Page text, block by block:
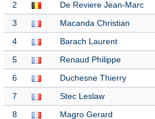
2 De Reviere Jean-Marc
3 Macanda Christian
4 Barach Laurent
5 Renaud Philippe
6 Duchesne Thierry
7 Stec Leslaw
8 Magro Gerard